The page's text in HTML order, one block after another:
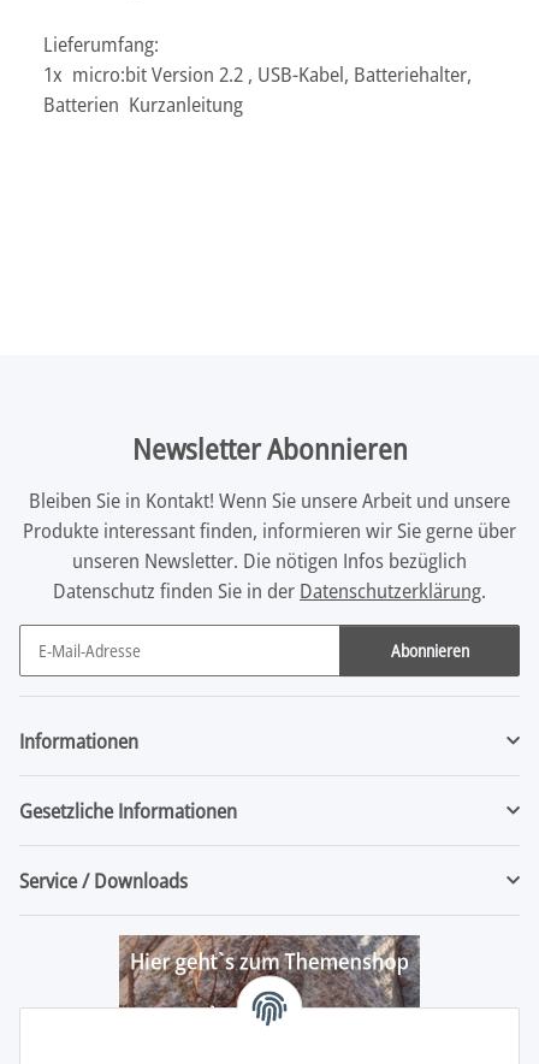
Lieferumfang:
1x micro:bit Version 2.2 , USB-Kabel, Batteriehalter,
Batterien Kurzanleitung
Newsletter Abonnieren
Bleiben Sie in Kontakt! Wenn Sie unsere Arbeit und unsere
Produkte interessant finden, informieren wir Sie gerne über
unseren Newsletter. Die nötigen Infos bezüglich
Datenschutz finden Sie in der Datenschutzerklärung.
Abonnieren
Newsletter Abonnieren
Informationen
Gesetzliche Informationen
Service / Downloads